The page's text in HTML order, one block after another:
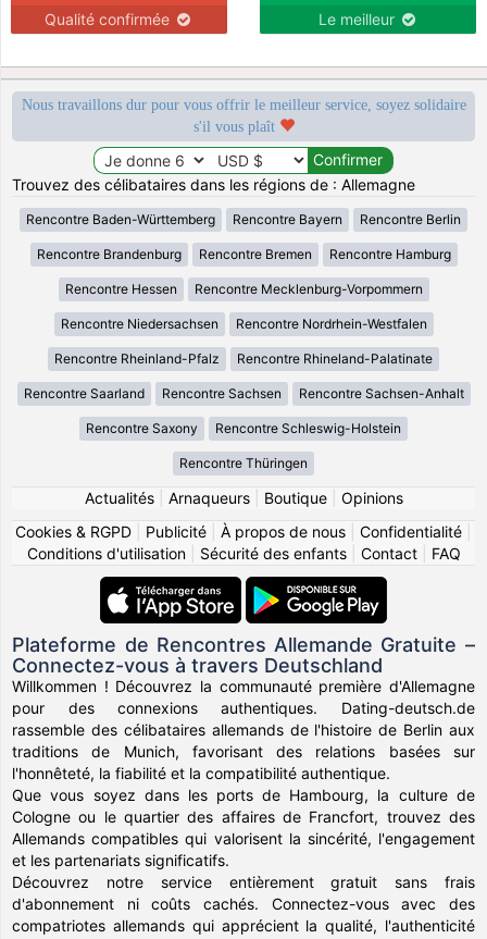
Qualité confirmée Le meilleur
Nous travaillons dur pour vous offrir le meilleur service, soyez solidaire
s'il vous plaît
Trouvez des célibataires dans les régions de : Allemagne
Rencontre Baden-Württemberg Rencontre Bayern Rencontre Berlin
Rencontre Brandenburg Rencontre Bremen Rencontre Hamburg
Rencontre Hessen Rencontre Mecklenburg-Vorpommern
Rencontre Niedersachsen Rencontre Nordrhein-Westfalen
Rencontre Rheinland-Pfalz Rencontre Rhineland-Palatinate
Rencontre Saarland Rencontre Sachsen Rencontre Sachsen-Anhalt
Rencontre Saxony Rencontre Schleswig-Holstein
Rencontre Thüringen
Actualités| Arnaqueurs| Boutique| Opinions
Cookies & RGPD
Publicité À propos de nous Confidentialité
Conditions d'utilisation| Sécurité des enfants| Contact| FAQ
Plateforme de Rencontres Allemande Gratuite –
Connectez-vous à travers Deutschland
Willkommen ! Découvrez la communauté première d'Allemagne
pour des connexions authentiques. Dating-deutsch.de
rassemble des célibataires allemands de l'histoire de Berlin aux
traditions de Munich, favorisant des relations basées sur
l'honnêteté, la fiabilité et la compatibilité authentique.
Que vous soyez dans les ports de Hambourg, la culture de
Cologne ou le quartier des affaires de Francfort, trouvez des
Allemands compatibles qui valorisent la sincérité, l'engagement
et les partenariats significatifs.
Découvrez notre service entièrement gratuit sans frais
d'abonnement ni coûts cachés. Connectez-vous avec des
compatriotes allemands qui apprécient la qualité, l'authenticité